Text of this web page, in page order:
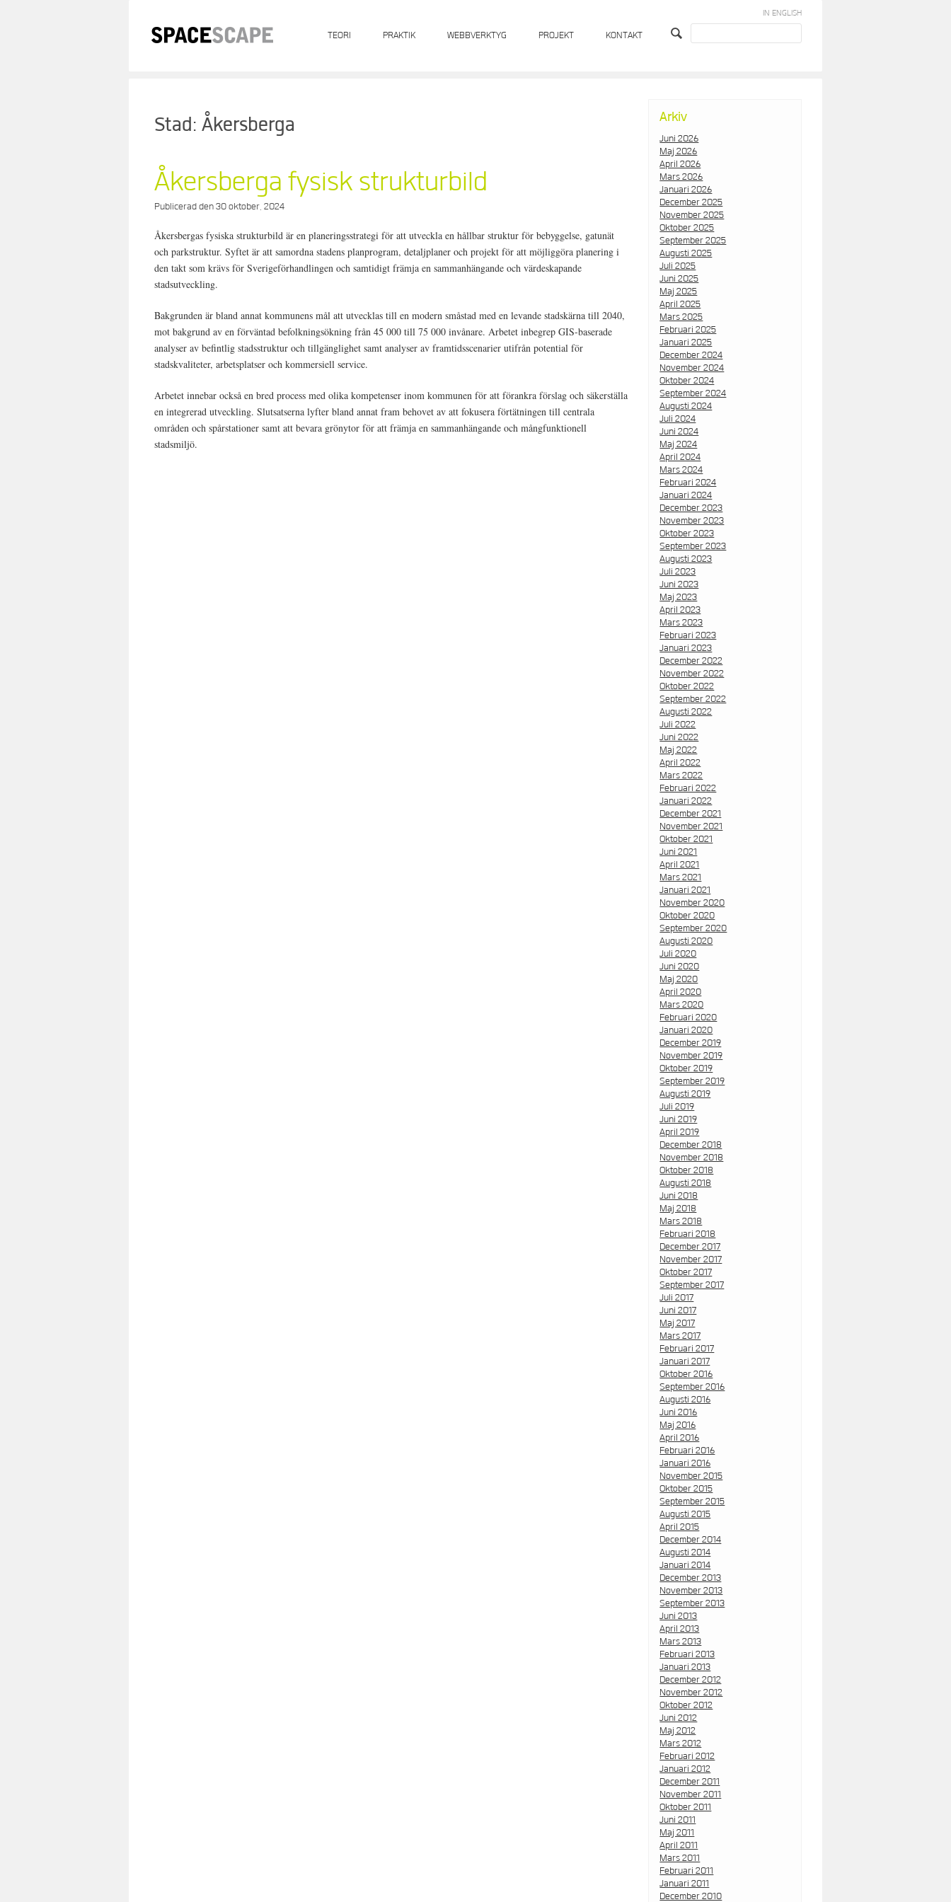
TEORI PRAKTIK WEBBVERKTYG PROJEKT KONTAKT
IN ENGLISH
Stad:Åkersberga
Åkersberga fysisk strukturbild
Publicerad den30 oktober, 2024
Åkersbergas fysiska strukturbild är en planeringsstrategi för att utveckla en hållbar struktur för bebyggelse, gatunät
och parkstruktur. Syftet är att samordna stadens planprogram, detaljplaner och projekt för att möjliggöra planering i
den takt som krävs för Sverigeförhandlingen och samtidigt främja en sammanhängande och värdeskapande
stadsutveckling.
Bakgrunden är bland annat kommunens mål att utvecklas till en modern småstad med en levande stadskärna till 2040,
mot bakgrund av en förväntad befolkningsökning från 45 000 till 75 000 invånare. Arbetet inbegrep GIS-baserade
analyser av befintlig stadsstruktur och tillgänglighet samt analyser av framtidsscenarier utifrån potential för
stadskvaliteter, arbetsplatser och kommersiell service.
Arbetet innebar också en bred process med olika kompetenser inom kommunen för att förankra förslag och säkerställa
en integrerad utveckling. Slutsatserna lyfter bland annat fram behovet av att fokusera förtätningen till centrala
områden och spårstationer samt att bevara grönytor för att främja en sammanhängande och mångfunktionell
stadsmiljö.
Arkiv
Juni 2026
Maj 2026
April 2026
Mars 2026
Januari 2026
December 2025
November 2025
Oktober 2025
September 2025
Augusti 2025
Juli 2025
Juni 2025
Maj 2025
April 2025
Mars 2025
Februari 2025
Januari 2025
December 2024
November 2024
Oktober 2024
September 2024
Augusti 2024
Juli 2024
Juni 2024
Maj 2024
April 2024
Mars 2024
Februari 2024
Januari 2024
December 2023
November 2023
Oktober 2023
September 2023
Augusti 2023
Juli 2023
Juni 2023
Maj 2023
April 2023
Mars 2023
Februari 2023
Januari 2023
December 2022
November 2022
Oktober 2022
September 2022
Augusti 2022
Juli 2022
Juni 2022
Maj 2022
April 2022
Mars 2022
Februari 2022
Januari 2022
December 2021
November 2021
Oktober 2021
Juni 2021
April 2021
Mars 2021
Januari 2021
November 2020
Oktober 2020
September 2020
Augusti 2020
Juli 2020
Juni 2020
Maj 2020
April 2020
Mars 2020
Februari 2020
Januari 2020
December 2019
November 2019
Oktober 2019
September 2019
Augusti 2019
Juli 2019
Juni 2019
April 2019
December 2018
November 2018
Oktober 2018
Augusti 2018
Juni 2018
Maj 2018
Mars 2018
Februari 2018
December 2017
November 2017
Oktober 2017
September 2017
Juli 2017
Juni 2017
Maj 2017
Mars 2017
Februari 2017
Januari 2017
Oktober 2016
September 2016
Augusti 2016
Juni 2016
Maj 2016
April 2016
Februari 2016
Januari 2016
November 2015
Oktober 2015
September 2015
Augusti 2015
April 2015
December 2014
Augusti 2014
Januari 2014
December 2013
November 2013
September 2013
Juni 2013
April 2013
Mars 2013
Februari 2013
Januari 2013
December 2012
November 2012
Oktober 2012
Juni 2012
Maj 2012
Mars 2012
Februari 2012
Januari 2012
December 2011
November 2011
Oktober 2011
Juni 2011
Maj 2011
April 2011
Mars 2011
Februari 2011
Januari 2011
December 2010